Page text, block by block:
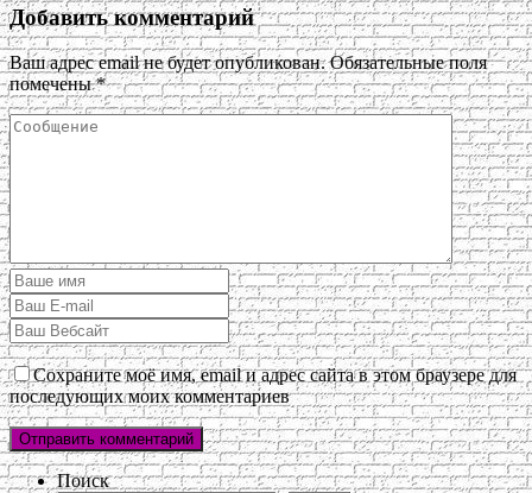
Добавить комментарий
Ваш адрес email не будет опубликован. Обязательные поля
помечены*
Сохраните моё имя, email и адрес сайта в этом браузере для
последующих моих комментариев
Поиск